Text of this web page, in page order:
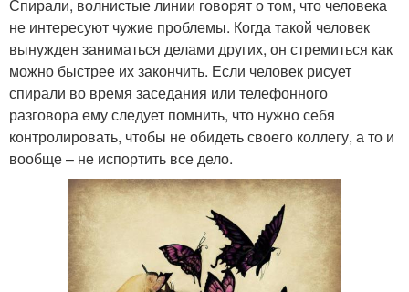
Спирали, волнистые линии говорят о том, что человека
не интересуют чужие проблемы. Когда такой человек
вынужден заниматься делами других, он стремиться как
можно быстрее их закончить. Если человек рисует
спирали во время заседания или телефонного
разговора ему следует помнить, что нужно себя
контролировать, чтобы не обидеть своего коллегу, а то и
вообще – не испортить все дело.